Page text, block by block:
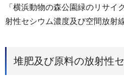
「横浜動物の森公園緑のリサイ
射性セシウム濃度及び空間放射
堆肥及び原料の放射性